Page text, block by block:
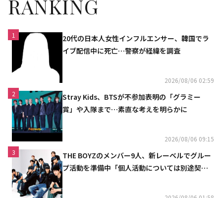
RANKING
1
20代の日本人女性インフルエンサー、韓国でラ
イブ配信中に死亡…警察が経緯を調査
2026/08/06 02:59
2
Stray Kids、BTSが不参加表明の「グラミー
賞」や入隊まで…素直な考えを明らかに
2026/08/06 09:15
3
THE BOYZのメンバー9人、新レーベルでグルー
プ活動を準備中「個人活動については別途契約